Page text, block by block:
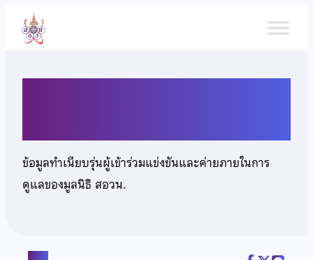
เนื้อหา
ข้อมูลทำเนียบรุ่นผู้เข้าร่วมแข่งขันและค่ายภายในการ
ดูแลของมูลนิธิ สอวน.